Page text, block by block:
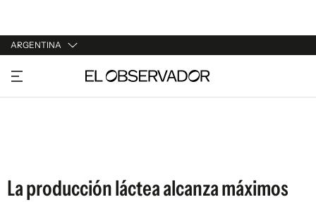
ARGENTINA
URUGUAY
ARGENTINA
La producción láctea alcanza máximos